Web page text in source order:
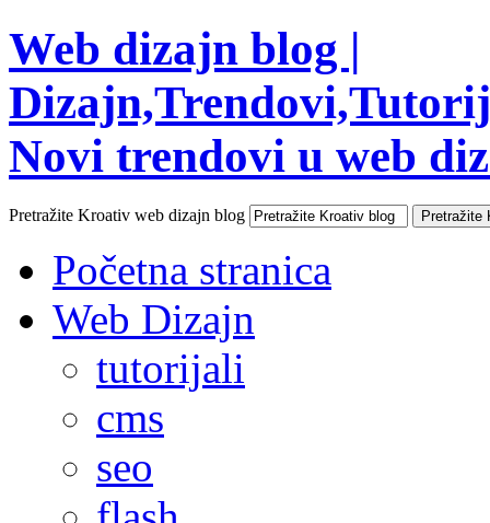
Web dizajn blog |
Novi trendovi u web
Pretražite Kroativ web dizajn blog
Početna stranica
Web Dizajn
tutorijali
cms
seo